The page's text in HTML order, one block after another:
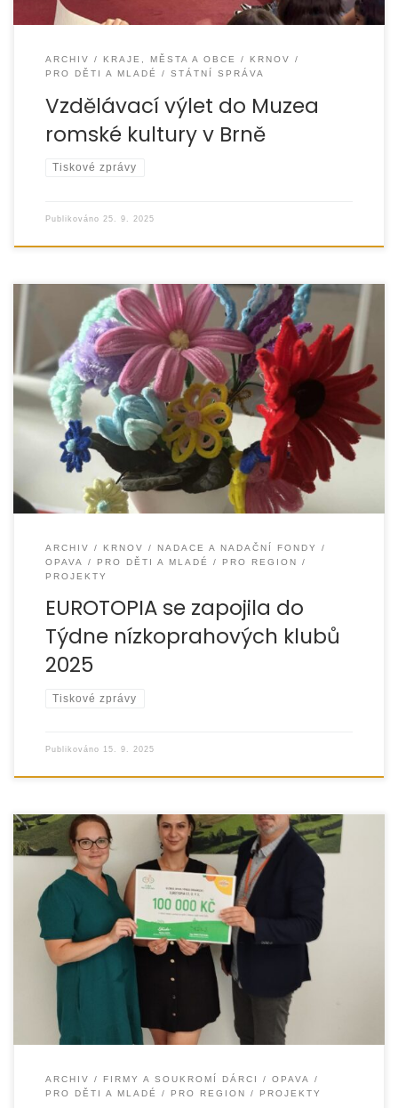
ARCHIV KRAJE, MĚSTA A OBCE
KRNOV
PRO DĚTI A MLADÉ
STÁTNÍ SPRÁVA
Vzdělávací výlet do Muzea
romské kultury v Brně
Tiskové zprávy
Publikováno 25. 9. 2025
Nízkoprahový klub není „jen klub“ – je to bezpečné místo,
kde začínají změny. V týdnu od 9. do 15. září 2025 proběhl
ARCHIV KRNOV
NADACE A NADAČNÍ FONDY
OPAVA
PRO DĚTI A MLADÉ
PRO REGION
PROJEKTY
EUROTOPIA se zapojila do
Týdne nízkoprahových klubů
2025
Tiskové zprávy
Publikováno 15. 9. 2025
Organizace EUROTOPIA.CZ získala díky charitativnímu
programu Globus Lepší svět 2025 finanční podporu ve výši
100 000 Kč na realizaci projektu „S Modrou
ARCHIV FIRMY A SOUKROMÍ DÁRCI
OPAVA
PRO DĚTI A MLADÉ
PRO REGION PROJEKTY